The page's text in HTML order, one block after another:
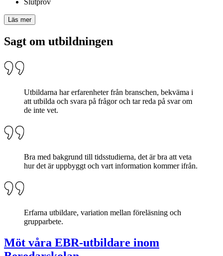
Läs mer
Sagt om utbildningen
Utbildarna har erfarenheter från branschen, bekväma i
att utbilda och svara på frågor och tar reda på svar om
de inte vet.
Bra med bakgrund till tidsstudierna, det är bra att veta
hur det är uppbyggt och vart information kommer ifrån.
Erfarna utbildare, variation mellan föreläsning och
grupparbete.
Möt våra EBR-utbildare inom